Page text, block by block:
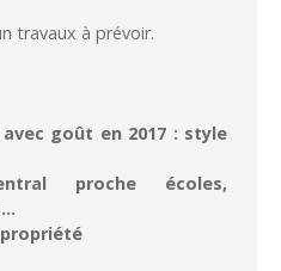
travaux à prévoir.
goût en 2017 : style
proche écoles,